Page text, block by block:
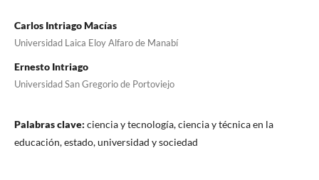
Carlos Intriago Macías
Universidad Laica Eloy Alfaro de Manabí
Ernesto Intriago
Universidad San Gregorio de Portoviejo
Palabras clave: ciencia y tecnología, ciencia y técnica en la
educación, estado, universidad y sociedad